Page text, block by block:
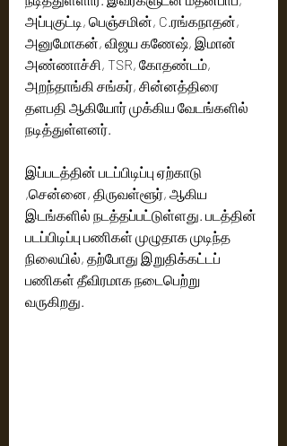
அப்புகுட்டி, பெஞ்சமின், C.ரங்கநாதன்,
அனுமோகன், விஜய கணேஷ், இமான்
அண்ணாச்சி, TSR, கோதண்டம்,
அறந்தாங்கி சங்கர், சின்னத்திரை
தளபதி ஆகியோர் முக்கிய வேடங்களில்
நடித்துள்ளனர்.
இப்படத்தின் படப்பிடிப்பு ஏற்காடு
,சென்னை, திருவள்ளூர், ஆகிய
இடங்களில் நடத்தப்பட்டுள்ளது. படத்தின்
படப்பிடிப்பு பணிகள் முழுதாக முடிந்த
நிலையில், தற்போது இறுதிக்கட்டப்
பணிகள் தீவிரமாக நடைபெற்று
வருகிறது.